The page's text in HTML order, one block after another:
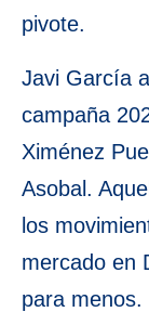
pivote.
Javi García
campaña
Ximénez
Asobal.
los
mercado en
para menos.